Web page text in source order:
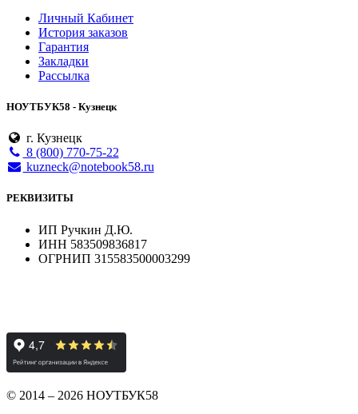
Личный Кабинет
История заказов
Гарантия
Закладки
Рассылка
НОУТБУК58 - Кузнецк
г. Кузнецк
8 (800) 770-75-22
kuzneck@notebook58.ru
РЕКВИЗИТЫ
ИП Ручкин Д.Ю.
ИНН 583509836817
ОГРНИП 315583500003299
© 2014 – 2026 НОУТБУК58